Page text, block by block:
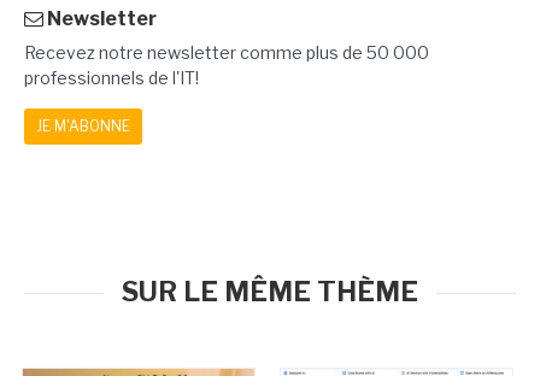
Newsletter
Recevez notre newsletter comme plus de 50 000
professionnels de l'IT!
JE M'ABONNE
SUR LE MÊME THÈME